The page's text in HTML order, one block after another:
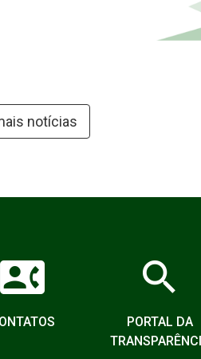
notícias
contact_phone search
PORTAL DA